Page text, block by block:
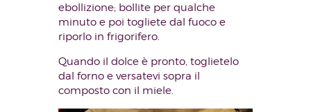
ebollizione; bollite per qualche
minuto e poi togliete dal fuoco e
riporlo in frigorifero.
Quando il dolce è pronto, toglietelo
dal forno e versatevi sopra il
composto con il miele.